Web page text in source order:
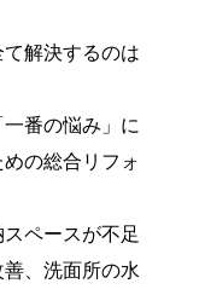
解決するのは
番の悩み」に
の総合リフォ
ペースが不足
、洗面所の水